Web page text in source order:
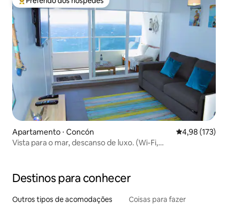
Entre os melhores preferidos dos hóspedes
Apartamento ⋅ Concón 4,98 de uma
4,98 (173)
Vista para o mar, descanso de luxo. (Wi-Fi,
Destinos para conhecer
Outros tipos de acomodações Coisas para fazer